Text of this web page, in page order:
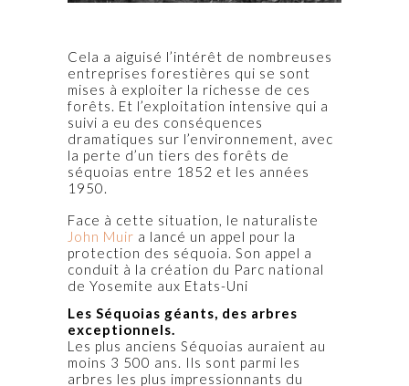
Cela a aiguisé l’intérêt de nombreuses
entreprises forestières qui se sont
mises à exploiter la richesse de ces
forêts. Et l’exploitation intensive qui a
suivi a eu des conséquences
dramatiques sur l’environnement, avec
la perte d’un tiers des forêts de
séquoias entre 1852 et les années
1950.
Face à cette situation, le naturaliste
John Muir a lancé un appel pour la
protection des séquoia. Son appel a
conduit à la création du Parc national
de Yosemite aux Etats-Uni
Les Séquoias géants, des arbres
exceptionnels.
Les plus anciens Séquoias auraient au
moins 3 500 ans. Ils sont parmi les
arbres les plus impressionnants du